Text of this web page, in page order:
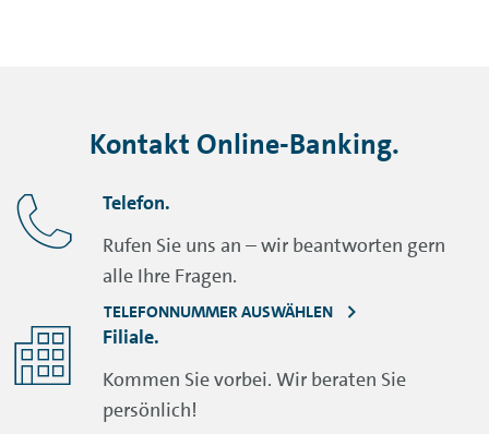
Kontakt Online-Banking.
Telefon.
Rufen Sie uns an – wir beantworten gern
alle Ihre Fragen.
TELEFONNUMMER AUSWÄHLEN
Filiale.
Kommen Sie vorbei. Wir beraten Sie
persönlich!